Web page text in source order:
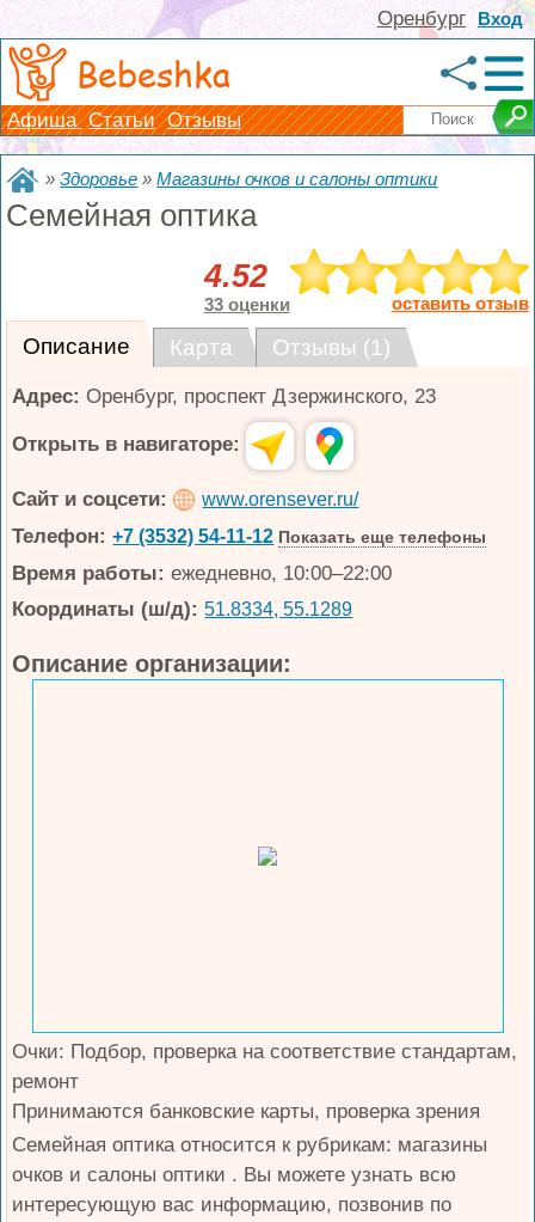
Вход
Оренбург
Bebeshka
Афиша Статьи Отзывы
»Здоровье »Магазины очков и салоны оптики
Семейная оптика
4.52
33 оценки оставить отзыв
Описание Карта Отзывы (1)
Адрес: Оренбург, проспект Дзержинского, 23
Открыть в навигаторе:
Сайт и соцсети: www.orensever.ru/
Телефон: +7 (3532) 54-11-12 Показать еще телефоны
Время работы: ежедневно, 10:00–22:00
Координаты (ш/д): 51.8334, 55.1289
Описание организации:
Очки: Подбор, проверка на соответствие стандартам,
ремонт
Принимаются банковские карты, проверка зрения
Семейная оптика относится к рубрикам: магазины
очков и салоны оптики . Вы можете узнать всю
интересующую вас информацию, позвонив по